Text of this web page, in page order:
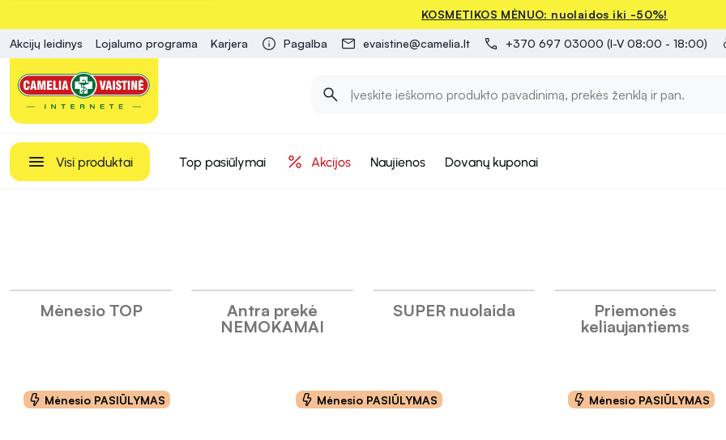
KOSMETIKOS MĖNUO: nuolaidos iki -50%!
Akcijų leidinys Lojalumo programa Karjera Pagalba evaistine@camelia.lt +370 697 03000 (I-V 08:00 - 18:00)
Visi produktai Top pasiūlymai Akcijos Naujienos Dovanų kuponai
Mėnesio TOP
Antra prekė
NEMOKAMAI
SUPER nuolaida
Priemonės
keliaujantiems
Mėnesio PASIŪLYMAS Mėnesio PASIŪLYMAS Mėnesio PASIŪLYMAS